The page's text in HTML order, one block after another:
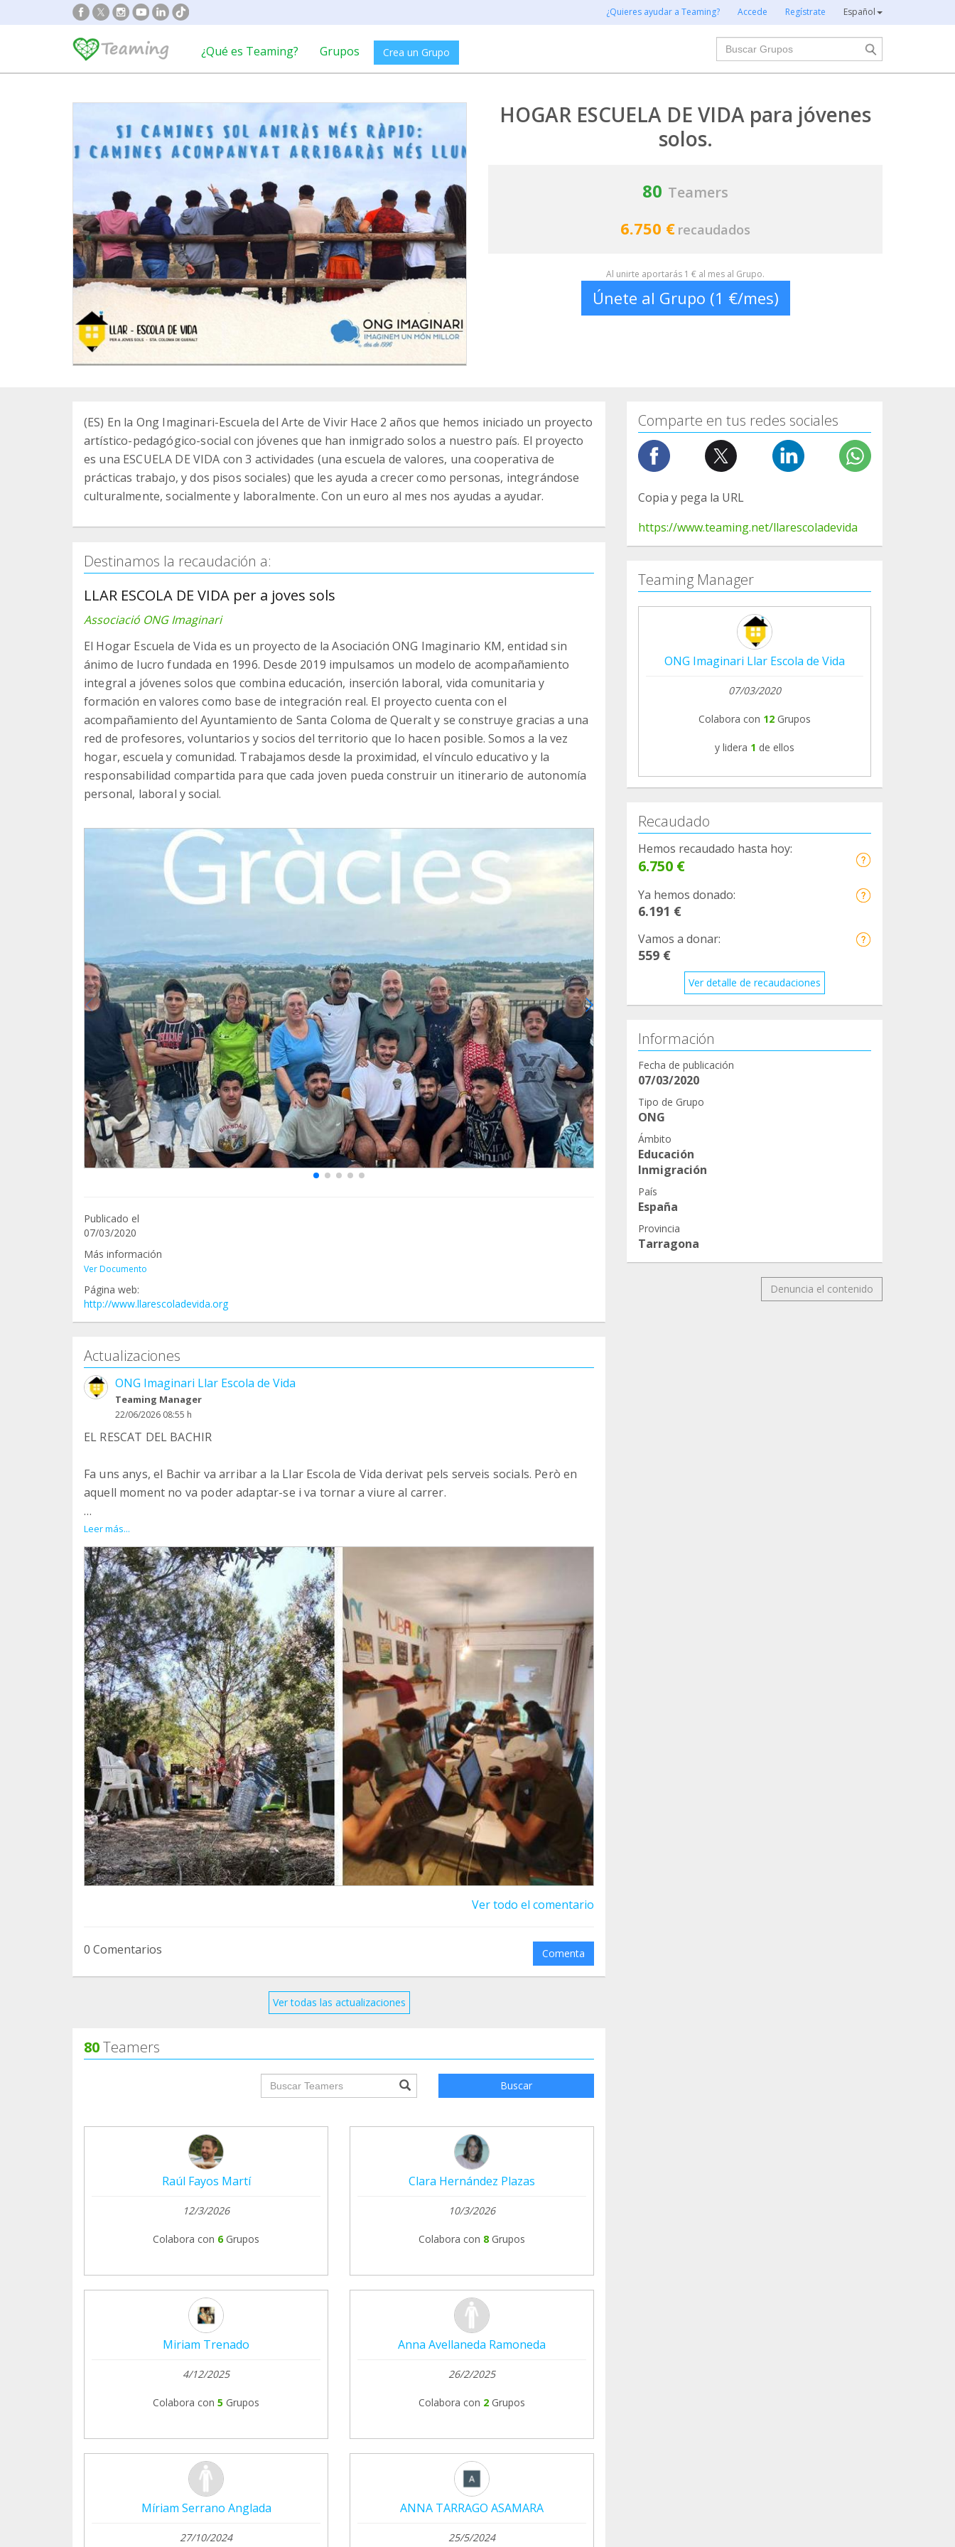
¿Quieres ayudar a Teaming? Accede Regístrate Español
¿Qué es Teaming? Grupos Crea un Grupo
Buscar
HOGAR ESCUELA DE VIDA para jóvenes
solos.
80 Teamers
6.750 € recaudados
Al unirte aportarás 1 € al mes al Grupo.
Únete al Grupo (1 €/mes)
(ES) En la Ong Imaginari-Escuela del Arte de Vivir Hace 2 años que hemos iniciado un proyecto
artístico-pedagógico-social con jóvenes que han inmigrado solos a nuestro país. El proyecto
es una ESCUELA DE VIDA con 3 actividades (una escuela de valores, una cooperativa de
prácticas trabajo, y dos pisos sociales) que les ayuda a crecer como personas, integrándose
culturalmente, socialmente y laboralmente. Con un euro al mes nos ayudas a ayudar.
Destinamos la recaudación a:
LLAR ESCOLA DE VIDA per a joves sols
Associació ONG Imaginari
El Hogar Escuela de Vida es un proyecto de la Asociación ONG Imaginario KM, entidad sin
ánimo de lucro fundada en 1996. Desde 2019 impulsamos un modelo de acompañamiento
integral a jóvenes solos que combina educación, inserción laboral, vida comunitaria y
formación en valores como base de integración real. El proyecto cuenta con el
acompañamiento del Ayuntamiento de Santa Coloma de Queralt y se construye gracias a una
red de profesores, voluntarios y socios del territorio que lo hacen posible. Somos a la vez
hogar, escuela y comunidad. Trabajamos desde la proximidad, el vínculo educativo y la
responsabilidad compartida para que cada joven pueda construir un itinerario de autonomía
Publicado el
07/03/2020
Más información
Ver Documento
Página web:
http://www.llarescoladevida.org
Actualizaciones
ONG Imaginari Llar Escola de Vida
Teaming Manager
22/06/2026 08:55 h
EL RESCAT DEL BACHIR
Fa uns anys, el Bachir va arribar a la Llar Escola de Vida derivat pels serveis socials. Però en
aquell moment no va poder adaptar-se i va tornar a viure al carrer.
Durant tot aquest temps no l'hem abandonat mai.
L'hem visitat, l'hem acompanyat, li hem portat menjar, una tenda de campanya, un telèfon
mòbil i, sobretot, amistat, confiança i esperança.
Sempre li dèiem el mateix:
"Quan estiguis preparat, la porta de la Llar continuarà oberta."
Avui, després de molt camí recorregut, el Bachir ha tornat.
Ja estudia amb els seus companys, participa en les pràctiques i forma part de la vida
comunitària de la Llar Escola de Vida.
Està feliç. Està compromès. I ho dona tot.
Perquè a vegades una segona oportunitat pot canviar una vida.
❤️ Benvingut a casa, Bachir.
Leer más...
Ver todo el comentario
0 Comentarios Comenta
Ver todas las actualizaciones
80Teamers
groupProfile.searchForm.search.text??? Buscar
Raúl Fayos Martí
12/3/2026
Colabora con 6 Grupos
Clara Hernández Plazas
10/3/2026
Colabora con 8 Grupos
Miriam Trenado
4/12/2025
Colabora con 5 Grupos
Anna Avellaneda Ramoneda
26/2/2025
Colabora con 2 Grupos
Míriam Serrano Anglada
27/10/2024
ANNA TARRAGO ASAMARA
25/5/2024
Comparte en tus redes sociales
Copia y pega la URL
https://www.teaming.net/llarescoladevida
Teaming Manager
ONG Imaginari Llar Escola de Vida
07/03/2020
Colabora con 12 Grupos
y lidera 1 de ellos
Recaudado
Hemos recaudado hasta hoy:
6.750 €
Ya hemos donado:
6.191 €
Vamos a donar:
559 €
Ver detalle de recaudaciones
Información
Fecha de publicación
07/03/2020
Tipo de Grupo
ONG
Ámbito
Educación
Inmigración
País
España
Provincia
Tarragona
Denuncia el contenido